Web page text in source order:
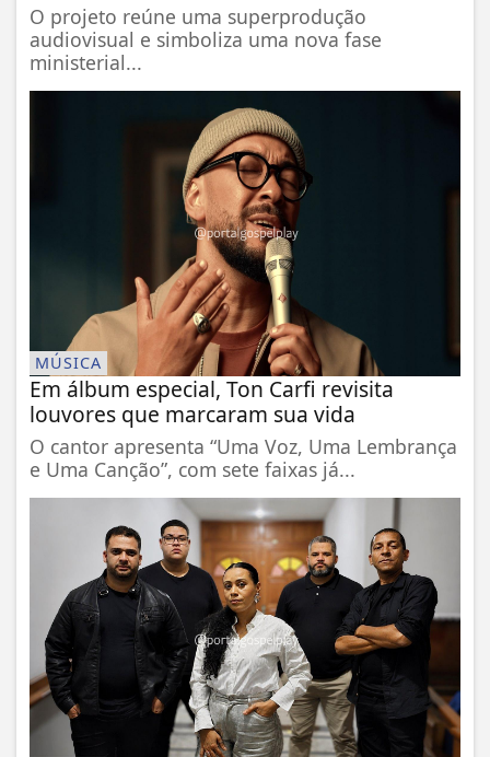
O projeto reúne uma superprodução
audiovisual e simboliza uma nova fase
ministerial...
MÚSICA
Em álbum especial, Ton Carfi revisita
louvores que marcaram sua vida
O cantor apresenta “Uma Voz, Uma Lembrança
e Uma Canção”, com sete faixas já...